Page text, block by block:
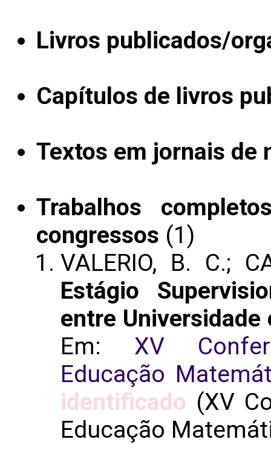
Livros publicados/
Capítulos de livros
Textos em jornais
Trabalhos
congressos (1)
VALERIO, B. C.;
Estágio
entre Universidade
Em: XV
Educação
identificado (XV
Educação